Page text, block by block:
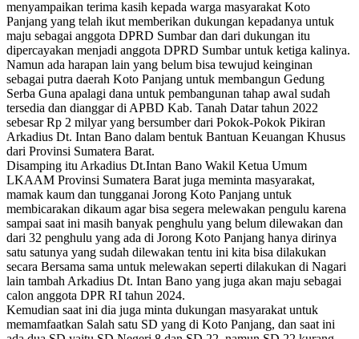
menyampaikan terima kasih kepada warga masyarakat Koto
Panjang yang telah ikut memberikan dukungan kepadanya untuk
maju sebagai anggota DPRD Sumbar dan dari dukungan itu
dipercayakan menjadi anggota DPRD Sumbar untuk ketiga kalinya.
Namun ada harapan lain yang belum bisa tewujud keinginan
sebagai putra daerah Koto Panjang untuk membangun Gedung
Serba Guna apalagi dana untuk pembangunan tahap awal sudah
tersedia dan dianggar di APBD Kab. Tanah Datar tahun 2022
sebesar Rp 2 milyar yang bersumber dari Pokok-Pokok Pikiran
Arkadius Dt. Intan Bano dalam bentuk Bantuan Keuangan Khusus
dari Provinsi Sumatera Barat.
Disamping itu Arkadius Dt.Intan Bano Wakil Ketua Umum
LKAAM Provinsi Sumatera Barat juga meminta masyarakat,
mamak kaum dan tungganai Jorong Koto Panjang untuk
membicarakan dikaum agar bisa segera melewakan pengulu karena
sampai saat ini masih banyak penghulu yang belum dilewakan dan
dari 32 penghulu yang ada di Jorong Koto Panjang hanya dirinya
satu satunya yang sudah dilewakan tentu ini kita bisa dilakukan
secara Bersama sama untuk melewakan seperti dilakukan di Nagari
lain tambah Arkadius Dt. Intan Bano yang juga akan maju sebagai
calon anggota DPR RI tahun 2024.
Kemudian saat ini dia juga minta dukungan masyarakat untuk
memamfaatkan Salah satu SD yang di Koto Panjang, dan saat ini